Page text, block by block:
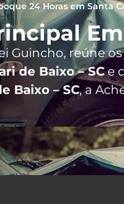
24 Horas em Santa
Guincho, reúne
de Baixo – SCe
Baixo – SC, a